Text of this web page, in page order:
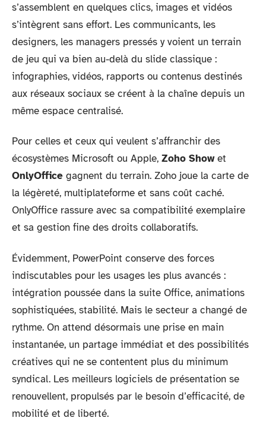
s’assemblent en quelques clics, images et vidéos
s’intègrent sans effort. Les communicants, les
designers, les managers pressés y voient un terrain
de jeu qui va bien au-delà du slide classique :
infographies, vidéos, rapports ou contenus destinés
aux réseaux sociaux se créent à la chaîne depuis un
même espace centralisé.
Pour celles et ceux qui veulent s’affranchir des
écosystèmes Microsoft ou Apple, Zoho Showet
OnlyOffice gagnent du terrain. Zoho joue la carte de
la légèreté, multiplateforme et sans coût caché.
OnlyOffice rassure avec sa compatibilité exemplaire
et sa gestion fine des droits collaboratifs.
Évidemment, PowerPoint conserve des forces
indiscutables pour les usages les plus avancés :
intégration poussée dans la suite Office, animations
sophistiquées, stabilité. Mais le secteur a changé de
rythme. On attend désormais une prise en main
instantanée, un partage immédiat et des possibilités
créatives qui ne se contentent plus du minimum
syndical. Les meilleurs logiciels de présentation se
renouvellent, propulsés par le besoin d’efficacité, de
mobilité et de liberté.